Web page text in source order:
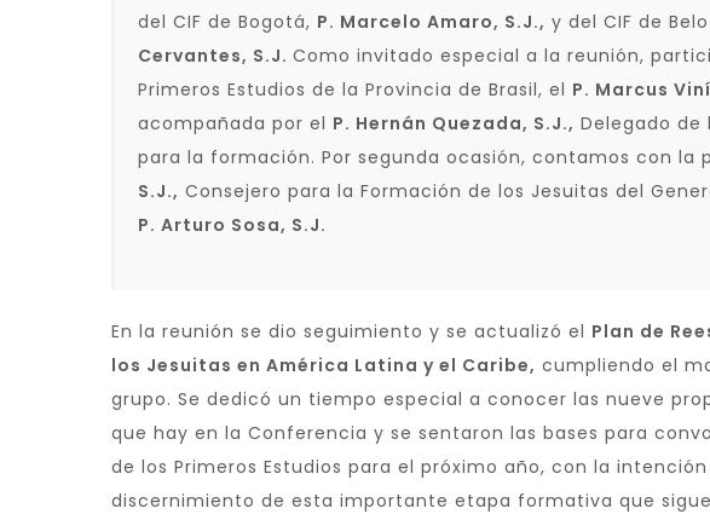
del CIF de Bogotá, P. Marcelo Amaro, S.J., y del CIF de
Cervantes, S.J. Como invitado especial a la reunión,
Primeros Estudios de la Provincia de Brasil, el P. Marcus
acompañada por el P. Hernán Quezada, S.J., Delegado de
para la formación. Por segunda ocasión, contamos con la
S.J., Consejero para la Formación de los Jesuitas del
P. Arturo Sosa, S.J.
En la reunión se dio seguimiento y se actualizó el Plan de
los Jesuitas en América Latina y el Caribe, cumpliendo el
grupo. Se dedicó un tiempo especial a conocer las nueve
que hay en la Conferencia y se sentaron las bases para
de los Primeros Estudios para el próximo año, con la
discernimiento de esta importante etapa formativa que